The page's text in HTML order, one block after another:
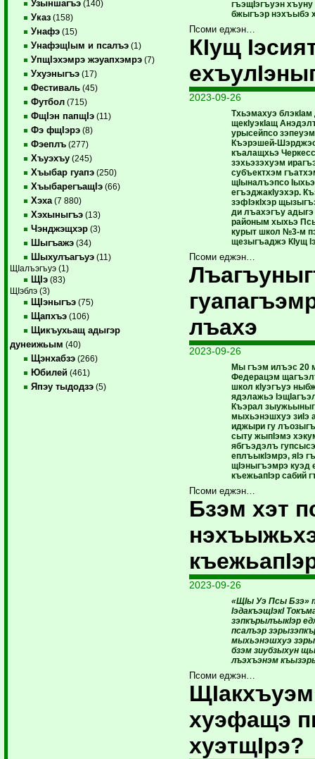
Узыншагъэ (140)
Указ (158)
Унафэ (15)
УнафэщIым и псалъэ (1)
УпщIэхэмрэ жэуапхэмрэ (7)
Ухуэныгъэ (17)
Фестиваль (45)
Футбол (715)
ФщIэн папщIэ (11)
Фэ фщIэрэ (8)
Фэеплъ (277)
Хъуэхъу (245)
Хъыбар гуапэ (250)
ХъыбарегъащIэ (66)
Хэха (7 880)
Хэхыныгъэ (13)
Чэнджэщхэр (3)
Шыгъажэ (34)
Шыхулъагъуэ (11)
ЩIалъэгъуэ (1)
ЩIэ (83)
ЩIэблэ (3)
ЩIэныгъэ (75)
Щапхъэ (106)
Щикъухьащ адыгэр
дунеижьым (40)
Щэнхабзэ (266)
Юбилей (461)
Япэу тыдодзэ (5)
гъэщIэгъуэн
бжыгъэр нэхъыбэ
Псоми еджэн…
КIущ
2023-09-26
Тхьэмахуэ
щекIуэкIащ
урысейпсо
Къэрэшей-
къалащхьэ
зэхьэзэхуэм
субъектхэм
щIыналъэпсо
егъэджакIуэхэр.
зэфIэкIхэр
ди лъахэгъу
районым хыхьэ
курыт школ №3-м
щезыгъаджэ КIущ
Псоми еджэн…
лъахэ
2023-09-26
Мы гъэм илъэс 20
Федерацэм
школ кIуэгъуэ
ядэлажьэ
Къэрал
мыхьэнэшхуэ зиIэ
иджыри гу
сыту жыпIэмэ
ябгъэдэлъ
еплъыкIэмрэ, яIэ
щIэныгъэмрэ куэд
къежьапIэр сабий
Псоми еджэн…
Бзэм хэт
2023-09-26
«ЩIы Уэ Псы Бзэ»
IэдакъэщIэкI
зэпкърылъыкIэр
псалъэр
мыхьэнэшхуэ
бзэм зиубзыхун
лъэхъэнэм
Псоми еджэн…
ЩIакхъуэм
хуэфащэ
хуэтщIрэ?